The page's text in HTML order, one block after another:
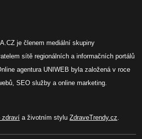
je členem mediální skupiny
sítě regionálních a informačních portálů
agentura UNIWEB byla založená v roce
SEO služby a online marketing.
zdraví a životním stylu ZdraveTrendy.cz